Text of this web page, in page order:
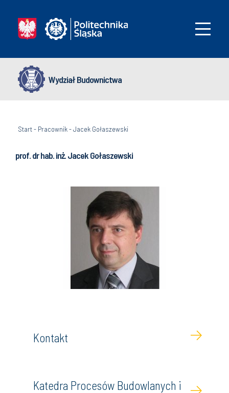
Wydział Budownictwa
Start- Pracownik-Jacek Gołaszewski
prof. dr hab. inż. Jacek Gołaszewski
Kontakt
Katedra Procesów Budowlanych i